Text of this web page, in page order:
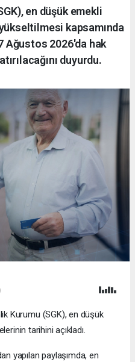
en düşük emekli
kapsamında
Ağustos 2026'da hak
duyurdu.
Kurumu (SGK), en düşük
tarihini açıkladı.
yapılan paylaşımda, en